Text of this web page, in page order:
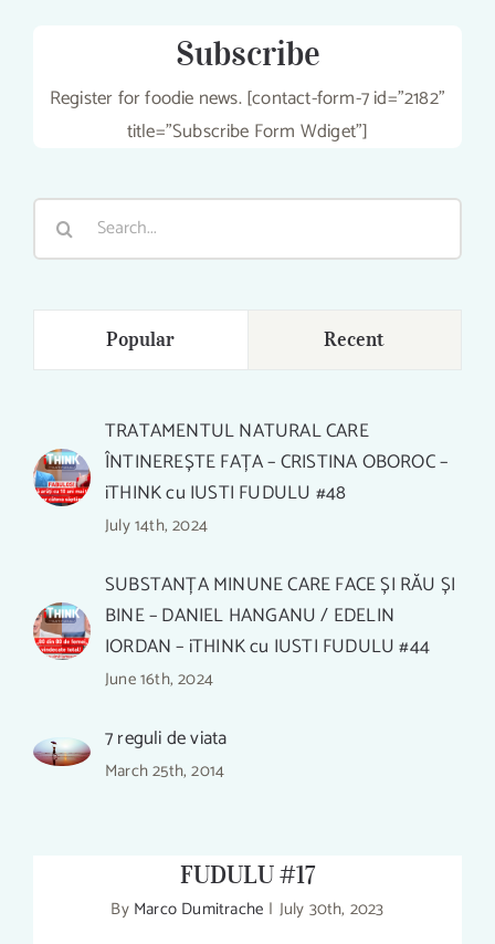
MUNCA DE AZI TE DISTRUGE
FUDULU #17
By Marco Dumitrache | July 30th, 2023
Subscribe
Register for foodie news. [contact-form-7 id="2182"
title="Subscribe Form Wdiget"]
Search
Popular Recent
TRATAMENTUL NATURAL CARE
ÎNTINEREȘTE FAȚA – CRISTINA OBOROC –
iTHINK cu IUSTI FUDULU #48
July 14th, 2024
SUBSTANȚA MINUNE CARE FACE ȘI RĂU ȘI
BINE – DANIEL HANGANU / EDELIN
IORDAN – iTHINK cu IUSTI FUDULU #44
June 16th, 2024
7 reguli de viata
March 25th, 2014